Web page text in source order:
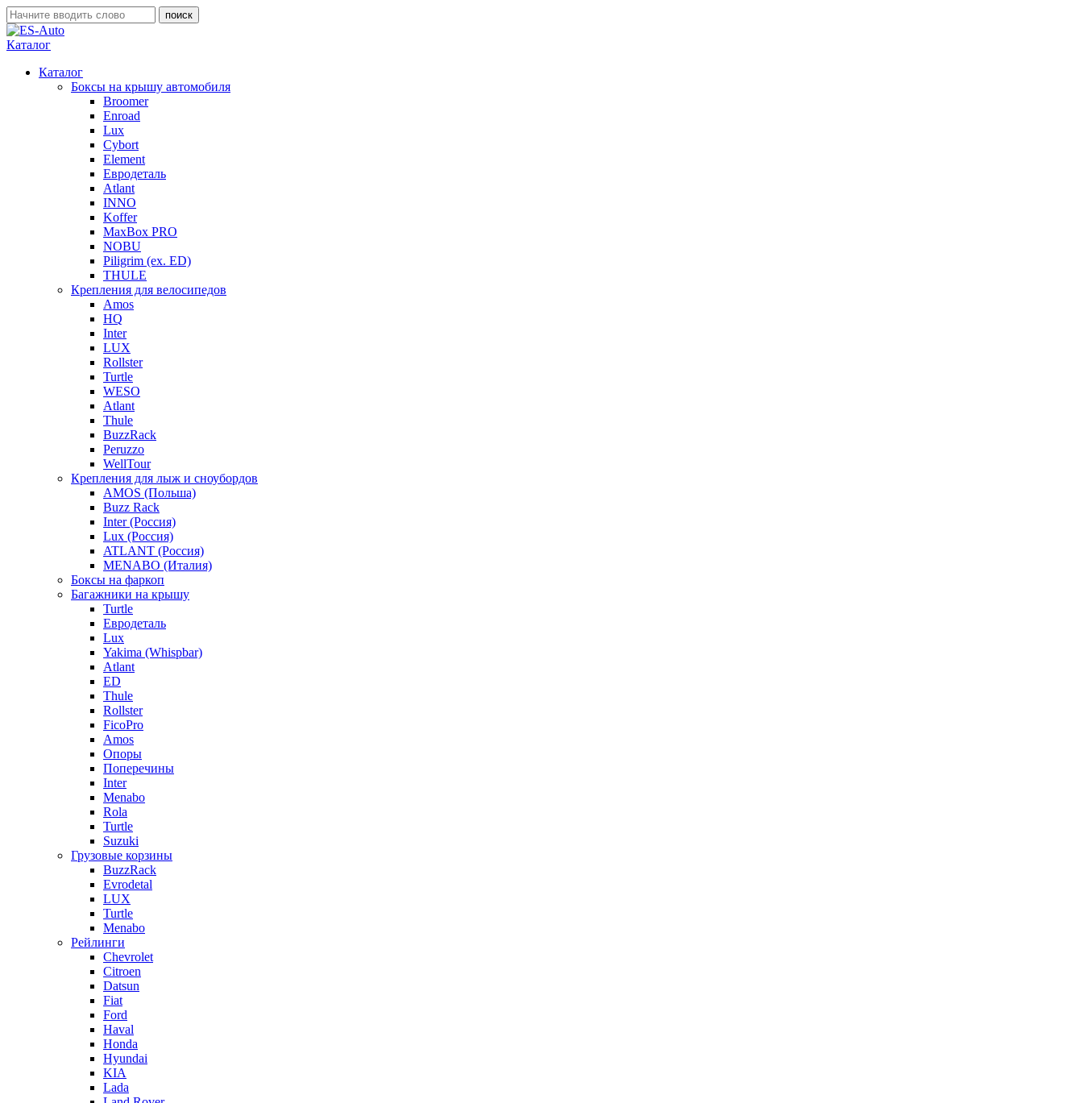
Каталог
Каталог
Боксы на крышу автомобиля
Broomer
Enroad
Lux
Cybort
Element
Евродеталь
Atlant
INNO
Koffer
MaxBox PRO
NOBU
Piligrim (ex. ED)
THULE
Крепления для велосипедов
Amos
HQ
Inter
LUX
Rollster
Turtle
WESO
Atlant
Thule
BuzzRack
Peruzzo
WellTour
Крепления для лыж и сноубордов
AMOS (Польша)
Buzz Rack
Inter (Россия)
Lux (Россия)
ATLANT (Россия)
MENABO (Италия)
Боксы на фаркоп
Багажники на крышу
Turtle
Евродеталь
Lux
Yakima (Whispbar)
Atlant
ED
Thule
Rollster
FicoPro
Amos
Опоры
Поперечины
Inter
Menabo
Rola
Turtle
Suzuki
Грузовые корзины
BuzzRack
Evrodetal
LUX
Turtle
Menabo
Рейлинги
Chevrolet
Citroen
Datsun
Fiat
Ford
Haval
Honda
Hyundai
KIA
Lada